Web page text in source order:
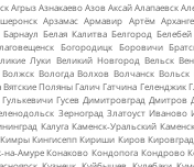
АгрызАзнакаевоАзовАксайАлапаевск
Арзамас Армавир Артём
Барнаул Белая Калитва Белгород Белебей
Богородицк Боровичи
Луки Великий Новгород Вельск
Волжск Вологда Волхов Волчанск Вольск
Вятские Поляны Галич Гатчина Геленджик
Гулькевичи Гусев Димитровград Дмитров
Зерноград Златоуст Иваново
Калуга Каменск‑Уральский
Кимры Кингисепп Кириши Киров Кировград
Конаково Кондопога Кондрово